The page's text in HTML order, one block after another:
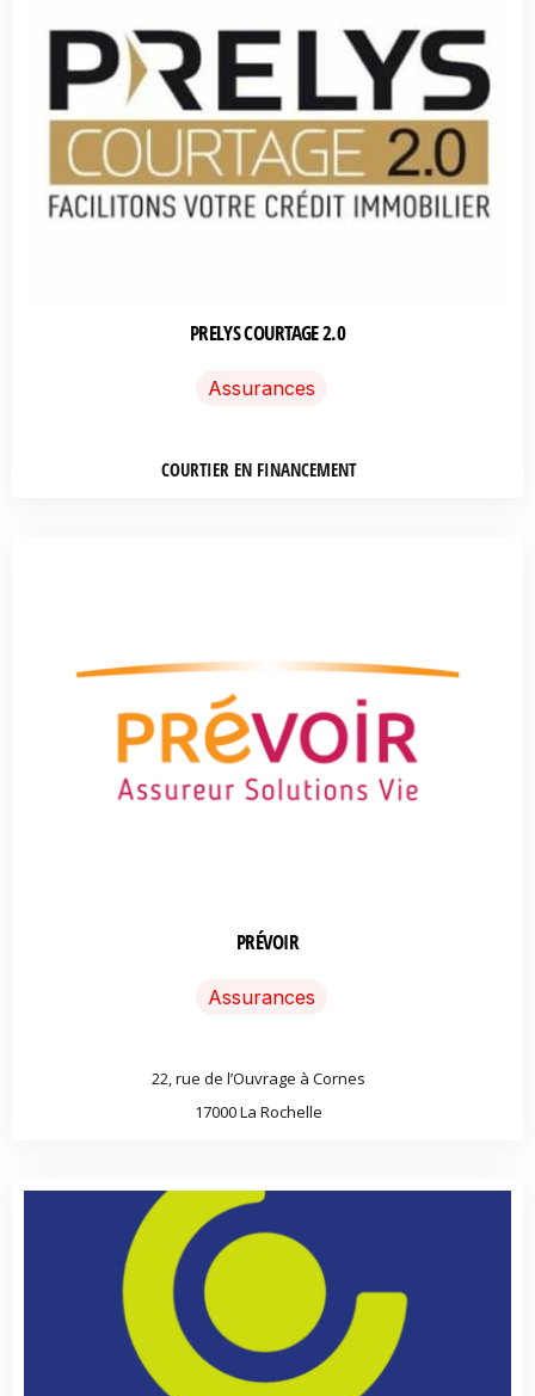
PRELYS COURTAGE 2.0
Assurances
COURTIER EN FINANCEMENT
PRÉVOIR
Assurances
22, rue de l’Ouvrage à Cornes
17000 La Rochelle